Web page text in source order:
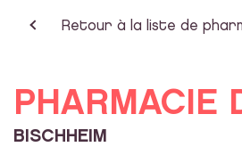
Retour à la liste de
PHARMACIE
BISCHHEIM